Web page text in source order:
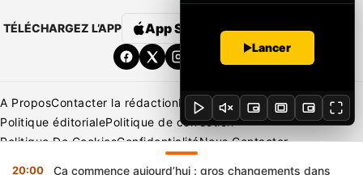
TÉLÉCHARGEZ L’APP App Store Google Play
A ProposContacter la rédactionRédaction Mentions légales
Politique éditorialePolitique de correction
Politique De CookiesConfidentialitéNous Contacter
20:00 Ça commence aujourd’hui : gros changements dans
Lancer